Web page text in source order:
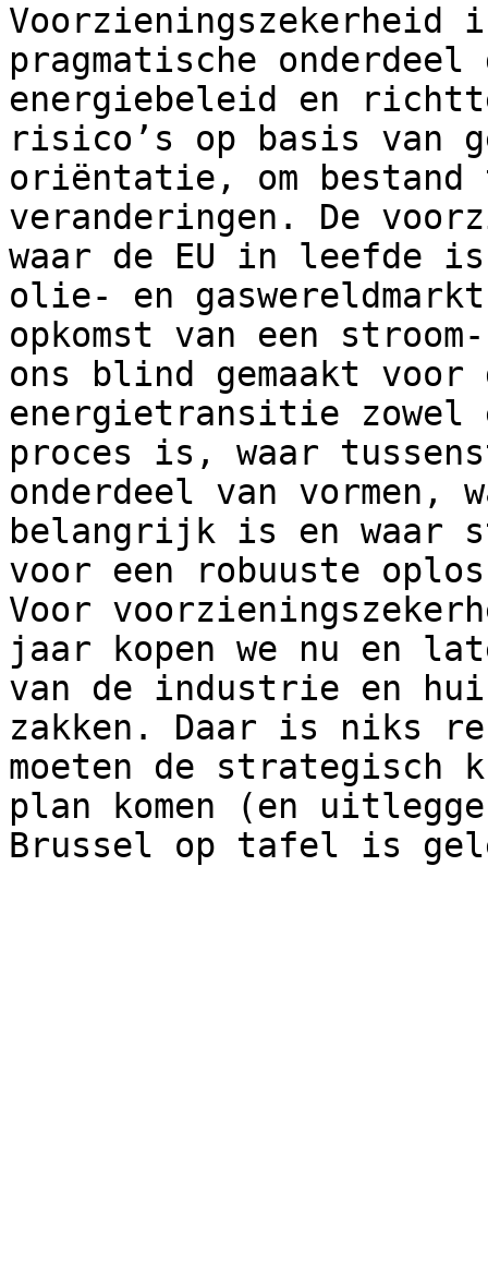
pragmatische onderdeel
energiebeleid en
risico’s op basis van
oriëntatie, om
veranderingen. De
waar de EU in leefde
olie- en
opkomst van een
ons blind gemaakt
energietransitie zowel
proces is, waar
onderdeel van vormen,
belangrijk is en waar
voor een robuuste
Voor
jaar kopen we nu en
van de industrie en
zakken. Daar is niks
moeten de strategisch
plan komen (en